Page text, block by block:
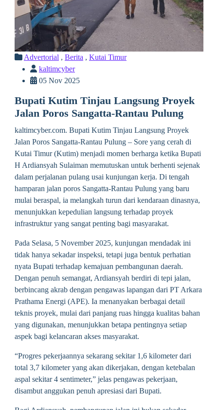
Advertorial , Berita , Kutai Timur
kaltimcyber
05 Nov 2025
Bupati Kutim Tinjau Langsung Proyek
Jalan Poros Sangatta-Rantau Pulung
kaltimcyber.com. Bupati Kutim Tinjau Langsung Proyek
Jalan Poros Sangatta-Rantau Pulung – Sore yang cerah di
Kutai Timur (Kutim) menjadi momen berharga ketika Bupati
H Ardiansyah Sulaiman memutuskan untuk berhenti sejenak
dalam perjalanan pulang usai kunjungan kerja. Di tengah
hamparan jalan poros Sangatta-Rantau Pulung yang baru
mulai beraspal, ia melangkah turun dari kendaraan dinasnya,
menunjukkan kepedulian langsung terhadap proyek
infrastruktur yang sangat penting bagi masyarakat.
Pada Selasa, 5 November 2025, kunjungan mendadak ini
tidak hanya sekadar inspeksi, tetapi juga bentuk perhatian
nyata Bupati terhadap kemajuan pembangunan daerah.
Dengan penuh semangat, Ardiansyah berdiri di tepi jalan,
berbincang akrab dengan pengawas lapangan dari PT Arkara
Prathama Energi (APE). Ia menanyakan berbagai detail
teknis proyek, mulai dari panjang ruas hingga kualitas bahan
yang digunakan, menunjukkan betapa pentingnya setiap
aspek bagi kelancaran akses masyarakat.
“Progres pekerjaannya sekarang sekitar 1,6 kilometer dari
total 3,7 kilometer yang akan dikerjakan, dengan ketebalan
aspal sekitar 4 sentimeter,” jelas pengawas pekerjaan,
disambut anggukan penuh apresiasi dari Bupati.